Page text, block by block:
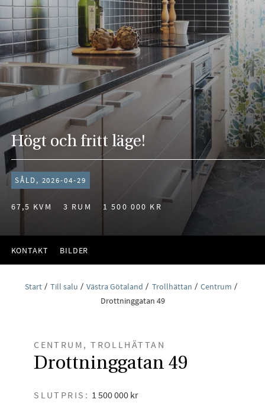
Högt och fritt läge!
SÅLD, 2026-04-29
67,5 KVM 3 RUM 1 500 000 KR
KONTAKT BILDER
Start Till salu Västra Götaland Trollhättan
Centrum
Drottninggatan 49
CENTRUM, TROLLHÄTTAN
Drottninggatan 49
SLUTPRIS: 1 500 000 kr